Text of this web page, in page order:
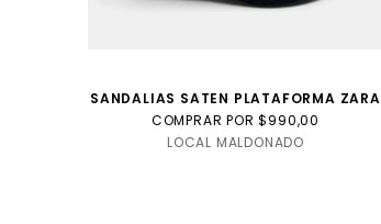
SANDALIAS SATEN PLATAFORMA ZARA
COMPRAR POR $990,00
LOCAL MALDONADO